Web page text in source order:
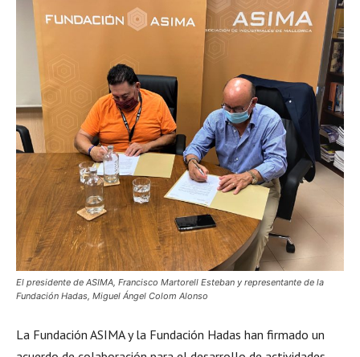
El presidente de ASIMA, Francisco Martorell Esteban y representante de la
Fundación Hadas, Miguel Ángel Colom Alonso
La Fundación ASIMA y la Fundación Hadas han firmado un